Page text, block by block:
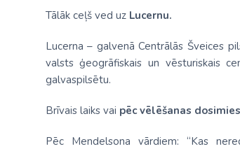
Tālāk ceļš ved uz Lucernu.
Lucerna – galvenā Centrālās Šveices
valsts ģeogrāfiskais un vēsturiskais
galvaspilsētu.
Brīvais laiks vai pēc vēlēšanas
Pēc Mendelsona vārdiem: “Kas